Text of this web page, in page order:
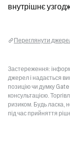
внутрішнє
Переглянути
Застереження:
джерел і надається
позицію чи думку
консультацією.
ризиком. Будь ласка,
під час прийняття